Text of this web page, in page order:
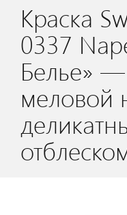
Краска
0337
Белье»
меловой